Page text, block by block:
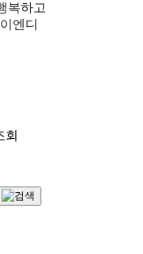
복하고
엔디
회